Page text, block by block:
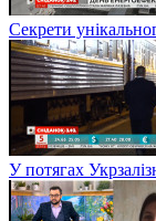
Секрети
У потягах